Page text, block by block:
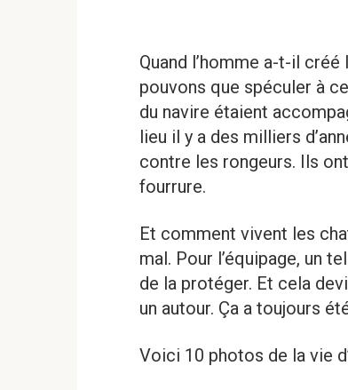
Quand l’homme a-t-il
pouvons que spéculer à
du navire étaient
lieu il y a des milliers
contre les rongeurs. Ils
fourrure.
Et comment vivent les
mal. Pour l’équipage, un
de la protéger. Et cela
un autour. Ça a toujours
Voici 10 photos de la vie